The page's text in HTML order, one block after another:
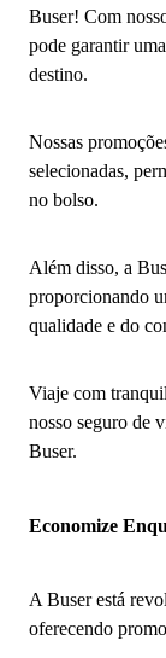
Buser! Com
pode garantir
destino.
Nossas
selecionadas,
no bolso.
Além disso, a
proporcionando
qualidade e do
Viaje com
nosso seguro de
Buser.
Economize
A Buser está
oferecendo